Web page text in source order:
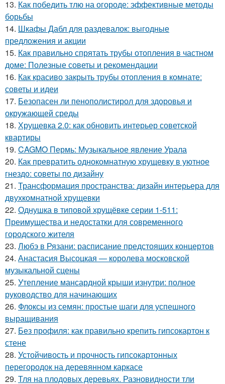
13. Как победить тлю на огороде: эффективные методы
борьбы
14. Шкафы Дабл для раздевалок: выгодные
предложения и акции
15. Как правильно спрятать трубы отопления в частном
доме: Полезные советы и рекомендации
16. Как красиво закрыть трубы отопления в комнате:
советы и идеи
17. Безопасен ли пенополистирол для здоровья и
окружающей среды
18. Хрущевка 2.0: как обновить интерьер советской
квартиры
19. CAGMO Пермь: Музыкальное явление Урала
20. Как превратить однокомнатную хрущевку в уютное
гнездо: советы по дизайну
21. Трансформация пространства: дизайн интерьера для
двухкомнатной хрущевки
22. Однушка в типовой хрущёвке серии 1-511:
Преимущества и недостатки для современного
городского жителя
23. Любэ в Рязани: расписание предстоящих концертов
24. Анастасия Высоцкая — королева московской
музыкальной сцены
25. Утепление мансардной крыши изнутри: полное
руководство для начинающих
26. Флоксы из семян: простые шаги для успешного
выращивания
27. Без профиля: как правильно крепить гипсокартон к
стене
28. Устойчивость и прочность гипсокартонных
перегородок на деревянном каркасе
29. Тля на плодовых деревьях. Разновидности тли